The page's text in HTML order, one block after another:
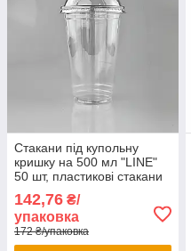
Стакани під купольну
кришку на 500 мл "LINE"
50 шт, пластикові стакани
142,76 ₴/
упаковка
172 ₴/упаковка